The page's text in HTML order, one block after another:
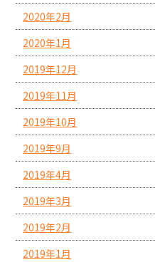
2020年2月
2020年1月
2019年12月
2019年11月
2019年10月
2019年9月
2019年4月
2019年3月
2019年2月
2019年1月